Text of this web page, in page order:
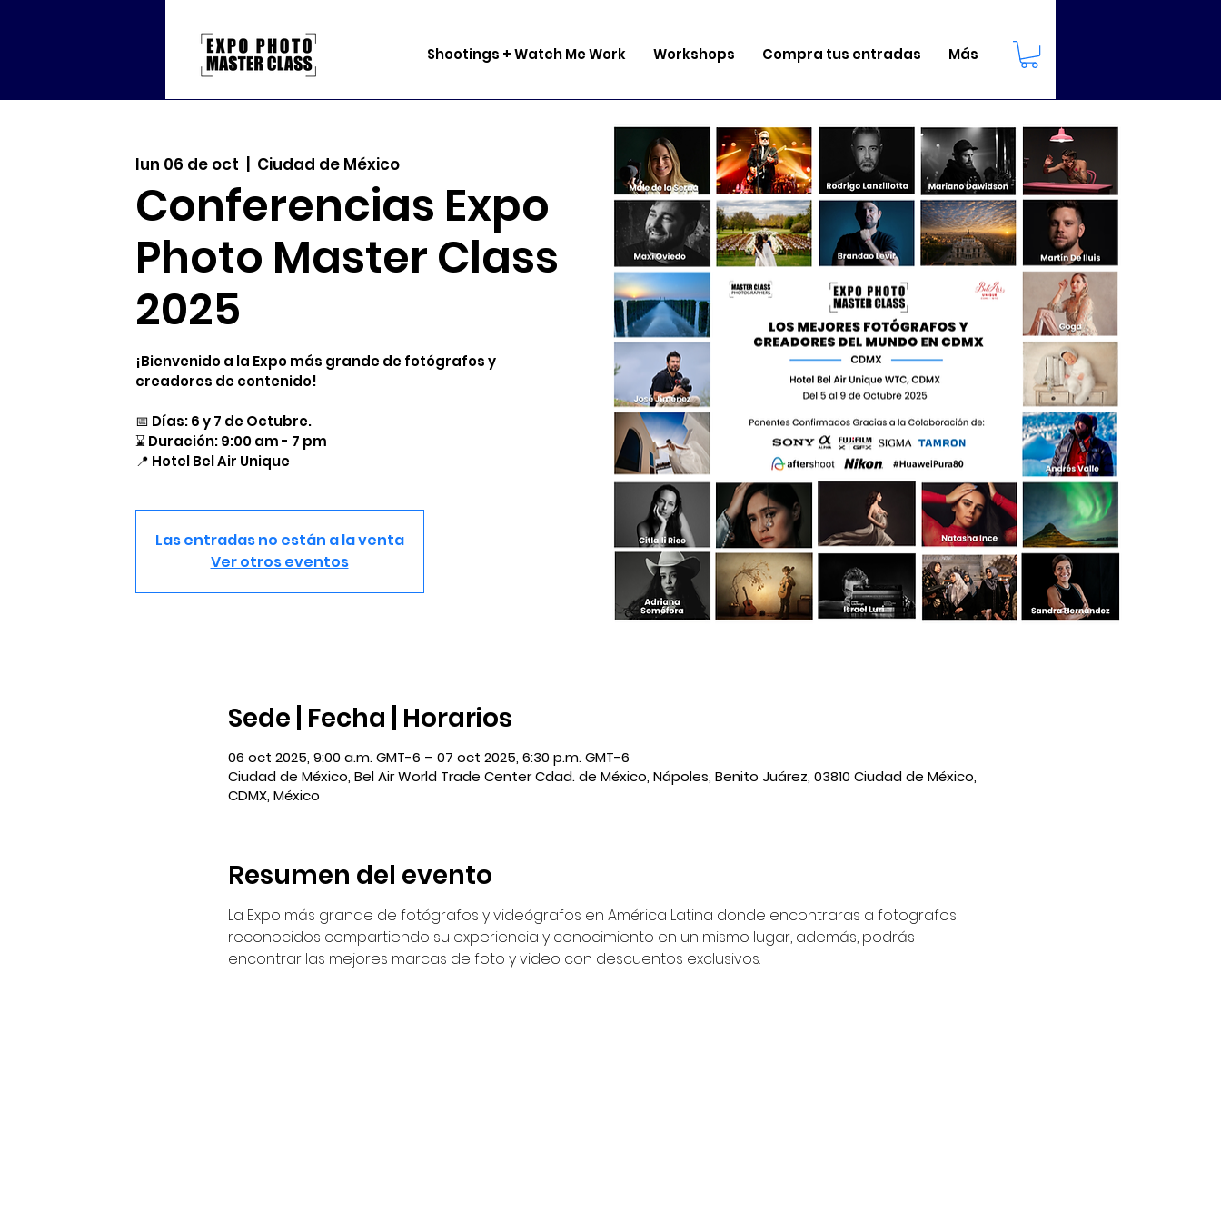
Shootings + Watch Me Work Workshops Compra tus entradas Más
lun 06 de oct Ciudad de México
Conferencias Expo
Photo Master Class
2025
¡Bienvenido a la Expo más grande de fotógrafos y
creadores de contenido!
​📅 Días: 6 y 7 de Octubre.
⌛ Duración: 9:00 am - 7 pm
​📍 Hotel Bel Air Unique
Las entradas no están a la venta
Ver otros eventos
Sede | Fecha | Horarios
06 oct 2025, 9:00 a.m. GMT-6 – 07 oct 2025, 6:30 p.m. GMT-6
Ciudad de México, Bel Air World Trade Center Cdad. de México, Nápoles, Benito Juárez, 03810 Ciudad de México,
CDMX, México
Resumen del evento
La Expo más grande de fotógrafos y videógrafos en América Latina donde encontraras a fotografos
reconocidos compartiendo su experiencia y conocimiento en un mismo lugar, además, podrás
encontrar las mejores marcas de foto y video con descuentos exclusivos.